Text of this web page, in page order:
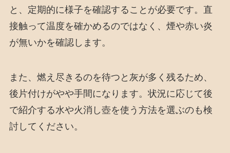
と、定期的に様子を確認することが必要です。直
接触って温度を確かめるのではなく、煙や赤い炎
が無いかを確認します。
また、燃え尽きるのを待つと灰が多く残るため、
後片付けがやや手間になります。状況に応じて後
で紹介する水や火消し壺を使う方法を選ぶのも検
討してください。